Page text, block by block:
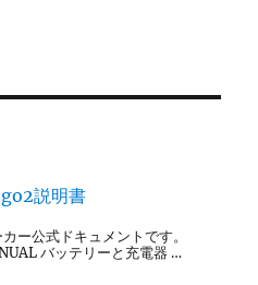
説明書
ー公式ドキュメントです。
バッテリーと充電器 …